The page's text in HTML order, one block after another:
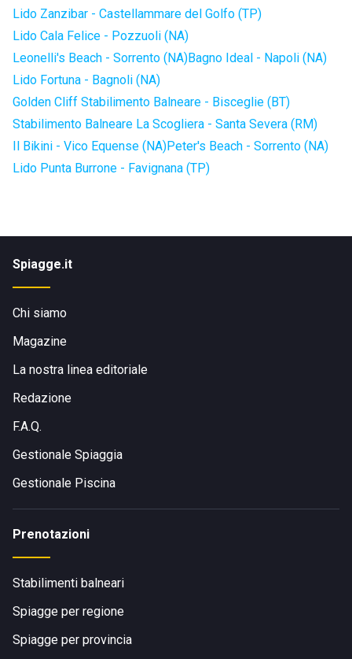
Lido Zanzibar - Castellammare del Golfo (TP)
Lido Cala Felice - Pozzuoli (NA)
Leonelli's Beach - Sorrento (NA)Bagno Ideal - Napoli (NA)
Lido Fortuna - Bagnoli (NA)
Golden Cliff Stabilimento Balneare - Bisceglie (BT)
Stabilimento Balneare La Scogliera - Santa Severa (RM)
Il Bikini - Vico Equense (NA)Peter's Beach - Sorrento (NA)
Lido Punta Burrone - Favignana (TP)
Spiagge.it
Chi siamo
Magazine
La nostra linea editoriale
Redazione
F.A.Q.
Gestionale Spiaggia
Gestionale Piscina
Prenotazioni
Stabilimenti balneari
Spiagge per regione
Spiagge per provincia